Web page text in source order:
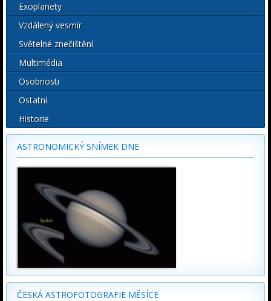
Exoplanety
Vzdálený vesmír
Světelné znečištění
Multimédia
Osobnosti
Ostatní
Historie
ASTRONOMICKÝ SNÍMEK DNE
ČESKÁ ASTROFOTOGRAFIE MĚSÍCE